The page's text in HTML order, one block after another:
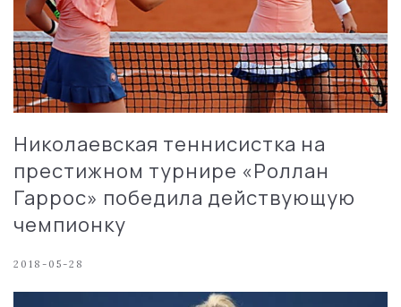
Николаевская теннисистка на
престижном турнире «Роллан
Гаррос» победила действующую
чемпионку
2018-05-28